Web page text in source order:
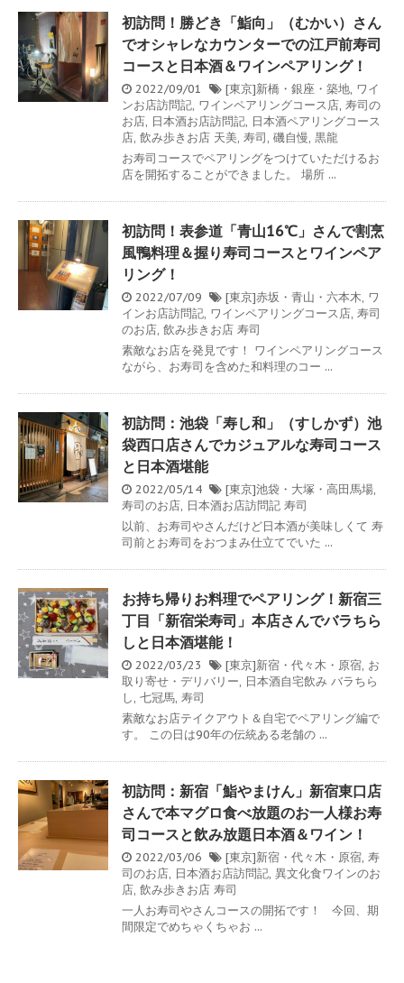
初訪問！勝どき「鮨向」（むかい）さん
でオシャレなカウンターでの江戸前寿司
コースと日本酒＆ワインペアリング！
2022/09/01 [東京]新橋・銀座・築地, ワイ
ンお店訪問記, ワインペアリングコース店, 寿司の
お店, 日本酒お店訪問記, 日本酒ペアリングコース
店, 飲み歩きお店 天美, 寿司, 磯自慢, 黒龍
お寿司コースでペアリングをつけていただけるお
店を開拓することができました。 場所 ...
初訪問！表参道「青山16℃」さんで割烹
風鴨料理＆握り寿司コースとワインペア
リング！
2022/07/09 [東京]赤坂・青山・六本木, ワ
インお店訪問記, ワインペアリングコース店, 寿司
のお店, 飲み歩きお店 寿司
素敵なお店を発見です！ ワインペアリングコース
ながら、お寿司を含めた和料理のコー ...
初訪問：池袋「寿し和」（すしかず）池
袋西口店さんでカジュアルな寿司コース
と日本酒堪能
2022/05/14 [東京]池袋・大塚・高田馬場,
寿司のお店, 日本酒お店訪問記 寿司
以前、お寿司やさんだけど日本酒が美味しくて 寿
司前とお寿司をおつまみ仕立てでいた ...
お持ち帰りお料理でペアリング！新宿三
丁目「新宿栄寿司」本店さんでバラちら
しと日本酒堪能！
2022/03/23 [東京]新宿・代々木・原宿, お
取り寄せ・デリバリー, 日本酒自宅飲み バラちら
し, 七冠馬, 寿司
素敵なお店テイクアウト＆自宅でペアリング編で
す。 この日は90年の伝統ある老舗の ...
初訪問：新宿「鮨やまけん」新宿東口店
さんで本マグロ食べ放題のお一人様お寿
司コースと飲み放題日本酒＆ワイン！
2022/03/06 [東京]新宿・代々木・原宿, 寿
司のお店, 日本酒お店訪問記, 異文化食ワインのお
店, 飲み歩きお店 寿司
一人お寿司やさんコースの開拓です！ 今回、期
間限定でめちゃくちゃお ...